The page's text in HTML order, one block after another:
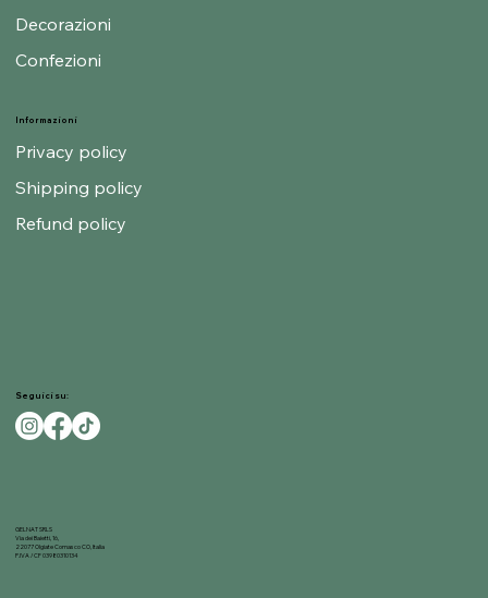
Informazioni
Privacy policy
Shipping policy
Refund policy
Decorazioni
Confezioni
Seguici su:
GELNAT SRLS
Via dei Baietti, 16,
22077 Olgiate Comasco CO, Italia
P.IVA / CF 03980310134